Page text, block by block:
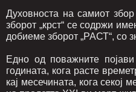
Духовноста на самиот
зборот „крст“ се содржи
добиеме зборот „РАСТ“, со
Едно од поважните
годината, кога расте
кај месечината, кога секој